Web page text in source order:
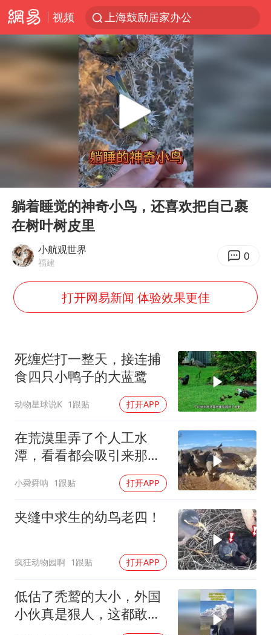
视频
上海鼓励居家办公
血指纹匹配成功，20年悬案告破！凶手被执行死刑
成都多趟列车临时停运
多地银行上调存款利率
演员秦焰去世 曾出演《狂飙》
中央气象台继续发布暴雨橙警
白海豚突然大拐弯 走出罕见路线
大疆错失宇树
“还不如不放假”
从科技创新看开局起步的时与势
Play
躺着睡觉的神奇小鸟，还喜欢把自己裹
在树叶树皮里
小航观世界
福建 0
打开网易新闻 体验效果更佳
死缠烂打一整天，接连捕
食四只小鸭子的大蓝鹭
动物星球说K 1跟贴 打开APP
在荒漠里弄了个人工水
潭，看看都会吸引来那些
小舜舜呐 1跟贴 打开APP
夹缝中求生的幼鸟老四！
疯狂动物园啊 1跟贴 打开APP
低估了秃鹫的大小，外国
小伙真是狠人，这都敢站